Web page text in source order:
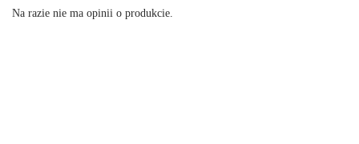
Na razie nie ma opinii o produkcie.